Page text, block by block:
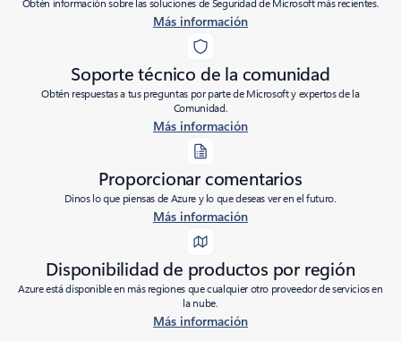
Más información
Soporte técnico de la comunidad
Obtén respuestas a tus preguntas por parte de Microsoft y expertos de la
Comunidad.
Más información
Proporcionar comentarios
Dinos lo que piensas de Azure y lo que deseas ver en el futuro.
Más información
Disponibilidad de productos por región
Azure está disponible en más regiones que cualquier otro proveedor de servicios en
la nube.
Más información